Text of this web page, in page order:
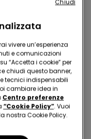
Basic con
vivere un’esperienza
e comunicazioni
“Accetta i cookie” per
chiudi questo banner,
tecnici indispensabili
cambiare idea in
Centro preferenze
“Cookie Policy”. Vuoi
nostra Cookie Policy.
Chiudi